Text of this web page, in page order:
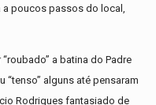
poucos passos do local,
a batina do Padre
“tenso” alguns até pensaram
Rodrigues fantasiado de